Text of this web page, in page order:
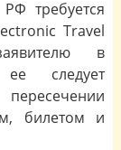
требуется
Travel
в
следует
билетом и